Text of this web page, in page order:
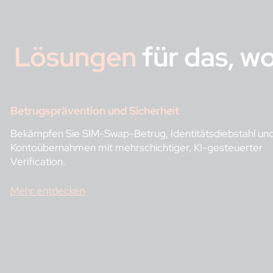
Lösungen für das,
Betrugsprävention und Sicherheit
Bekämpfen Sie SIM-Swap-Betrug, Identitätsdiebstahl
Kontoübernahmen mit mehrschichtiger, KI-gesteuerter
Verification.
Mehr entdecken